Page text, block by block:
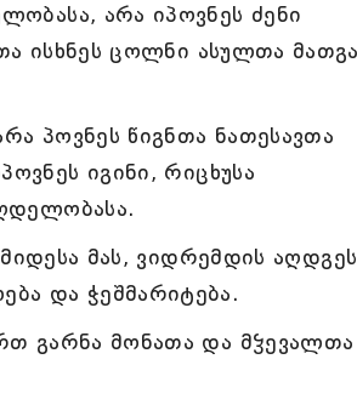
არა იპოვნეს ძენი
ისხნეს ცოლნი ასულთა
პოვნეს წიგნთა ნათესავთა
იგინი, რიცხუსა
მას, ვიდრემდის აღდგეს
და ჭეშმარიტება.
გარნა მონათა და